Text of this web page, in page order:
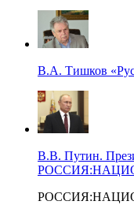
В.А. Тишков
В.В. Путин.